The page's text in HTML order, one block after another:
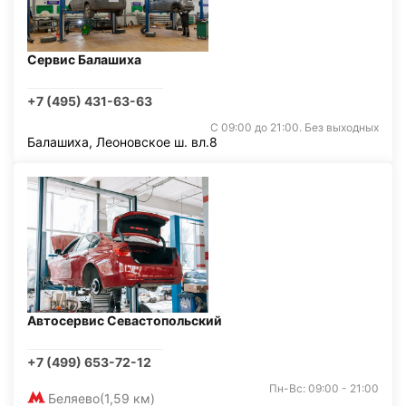
Сервис Балашиха
+7 (495) 431-63-63
С 09:00 до 21:00. Без выходных
Балашиха, Леоновское ш. вл.8
Автосервис Севастопольский
+7 (499) 653-72-12
Беляево(1,59 км)
Пн-Вс: 09:00 - 21:00